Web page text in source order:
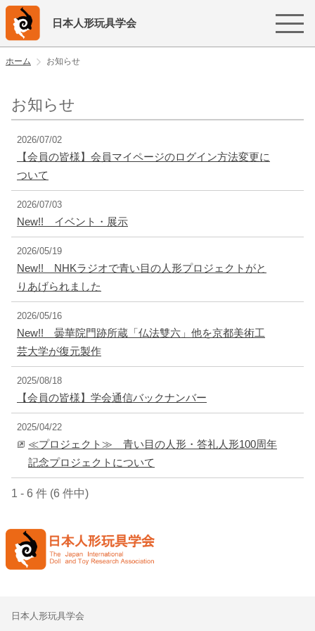
日本人形玩具学会
ホーム お知らせ
お知らせ
2026/07/02
【会員の皆様】会員マイページのログイン方法変更に
ついて
2026/07/03
New!! イベント・展示
2026/05/19
New!! NHKラジオで青い目の人形プロジェクトがと
りあげられました
2026/05/16
New!! 曇華院門跡所蔵「仏法雙六」他を京都美術工
芸大学が復元製作
2025/08/18
【会員の皆様】学会通信バックナンバー
2025/04/22
≪プロジェクト≫ 青い目の人形・答礼人形100周年
記念プロジェクトについて
1 - 6 件 (6 件中)
日本人形玩具学会